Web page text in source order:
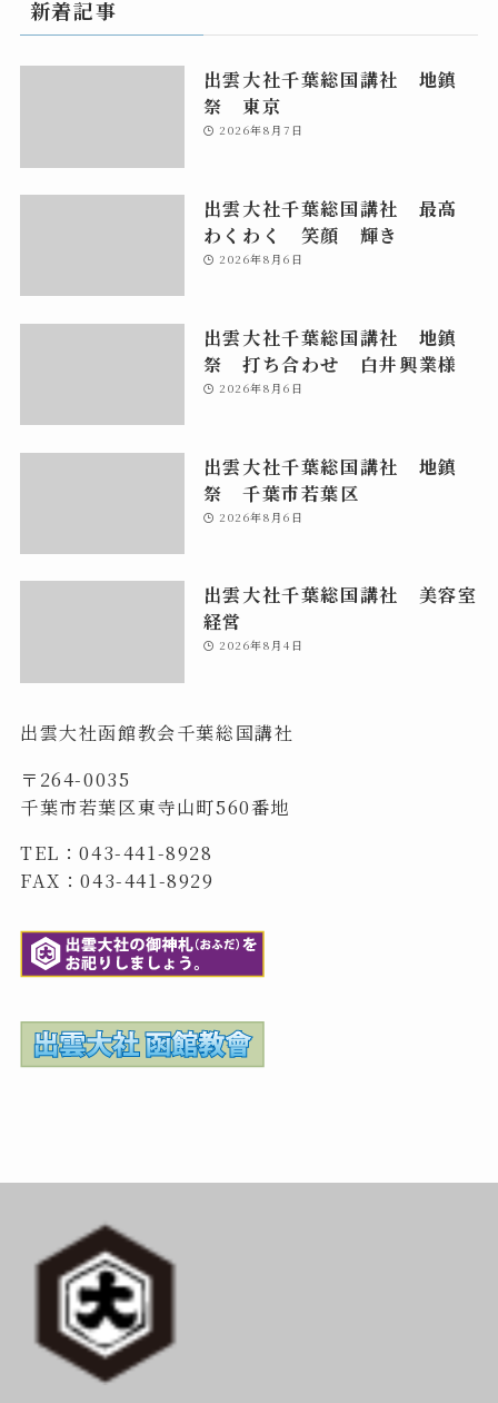
新着記事
出雲大社千葉総国講社 地鎮
祭 東京
2026年8月7日
出雲大社千葉総国講社 最高
わくわく 笑顔 輝き
2026年8月6日
出雲大社千葉総国講社 地鎮
祭 打ち合わせ 白井興業様
2026年8月6日
出雲大社千葉総国講社 地鎮
祭 千葉市若葉区
2026年8月6日
出雲大社千葉総国講社 美容室
経営
2026年8月4日
出雲大社函館教会千葉総国講社
〒264-0035
千葉市若葉区東寺山町560番地
TEL：043-441-8928
FAX：043-441-8929